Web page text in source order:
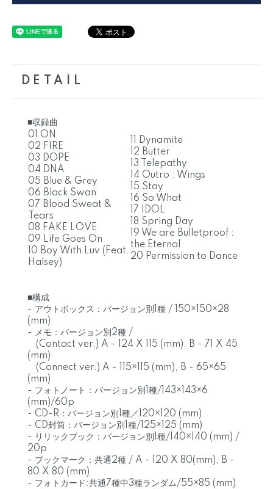
DETAIL
■収録曲
01 ON
02 FIRE
03 DOPE
04 DNA
05 Blue & Grey
06 Black Swan
07 Blood Sweat &
Tears
08 FAKE LOVE
09 Life Goes On
10 Boy With Luv (Feat.
Halsey)
11 Dynamite
12 Butter
13 Telepathy
14 Outro : Wings
15 Stay
16 So What
17 IDOL
18 Spring Day
19 We are Bulletproof :
the Eternal
20 Permission to Dance
■構成
- アウトボックス：バージョン別1種 / 150×150×28
(mm)
- メモ：バージョン別2種 /
(Contact ver.) A - 124 X 115 (mm), B - 71 X 45
(mm)
(Connect ver.) A - 115×115 (mm), B - 65×65
(mm)
- フォトノート：バージョン別1種/143×143×6
(mm)/60p
- CD-R：バージョン別1種／120×120 (mm)
- CD封筒：バージョン別1種/125×125 (mm)
- リリックブック：バージョン別1種/140×140 (mm) /
20p
- ブックマーク：共通2種 / A - 120 X 80(mm), B -
80 X 80 (mm)
- フォトカード:共通7種中3種ランダム/55×85 (mm)